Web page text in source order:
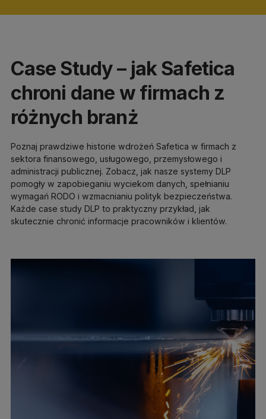
Case Study – jak Safetica
chroni dane w firmach z
różnych branż
Poznaj prawdziwe historie wdrożeń Safetica w firmach z
sektora finansowego, usługowego, przemysłowego i
administracji publicznej. Zobacz, jak nasze systemy DLP
pomogły w zapobieganiu wyciekom danych, spełnianiu
wymagań RODO i wzmacnianiu polityk bezpieczeństwa.
Każde case study DLP to praktyczny przykład, jak
skutecznie chronić informacje pracowników i klientów.